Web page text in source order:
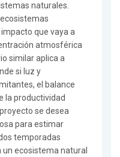
naturales.
que vaya a
atmosférica
similar aplica a
si luz y
el balance
la productividad
se desea
para estimar
temporadas
ecosistema natural